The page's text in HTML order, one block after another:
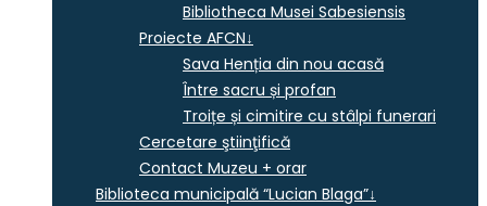
Bibliotheca Musei Sabesiensis
Proiecte AFCN↓
Sava Henția din nou acasă
Între sacru și profan
Troițe și cimitire cu stâlpi funerari
Cercetare ştiinţifică
Contact Muzeu + orar
Biblioteca municipală “Lucian Blaga”↓